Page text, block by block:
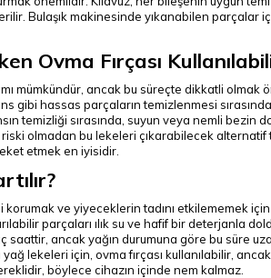
Bulaşık makinesinde yıkanabilen
Ovma Fırçası
mümkündür, ancak bu süreçte dikkatli olmak
gibi hassas parçaların temizlenmesi
temizliği sırasında, suyun veya nemli bezin
olmadan bu lekeleri çıkarabilecek alternatif
etmek en iyisidir.
ve yiyeceklerin tadını etkilememek
parçaları ılık su ve hafif bir deterjanla
ancak yağın durumuna göre bu süre
lekeleri için, ovma fırçası kullanılabilir,
böylece cihazın içinde nem kalmaz.